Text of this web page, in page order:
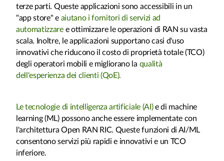
terze parti. Queste applicazioni sono accessibili in un
"app store" e aiutano i fornitori di servizi ad
automatizzaree ottimizzare le operazioni di RAN su vasta
scala. Inoltre, le applicazioni supportano casi d'uso
innovativi che riducono il costo di proprietà totale (TCO)
degli operatori mobili e migliorano la qualità
dell'esperienza dei clienti (QoE).
Le tecnologie di intelligenza artificiale (AI)e di machine
learning (ML) possono anche essere implementate con
l'architettura Open RAN RIC. Queste funzioni di AI/ML
consentono servizi più rapidi e innovativi e un TCO
inferiore.